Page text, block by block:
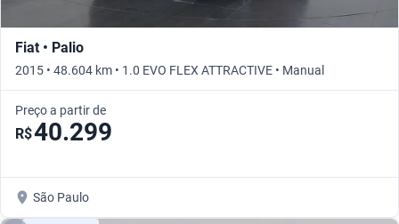
Fiat • Palio
2015 • 48.604 km • 1.0 EVO FLEX ATTRACTIVE • Manual
Preço a partir de
R$40.299
São Paulo